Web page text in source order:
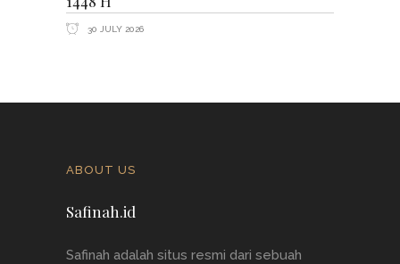
30 JULY 2026
ABOUT US
Safinah.id
Safinah adalah situs resmi dari sebuah